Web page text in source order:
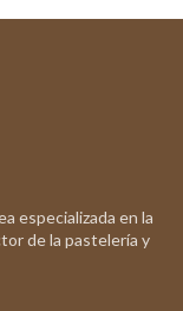
especializada en la
de la pastelería y